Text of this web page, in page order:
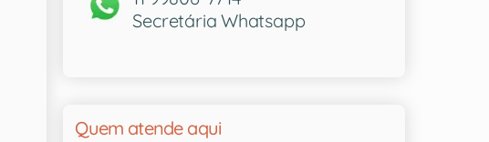
Secretária Whatsapp
Quem atende aqui